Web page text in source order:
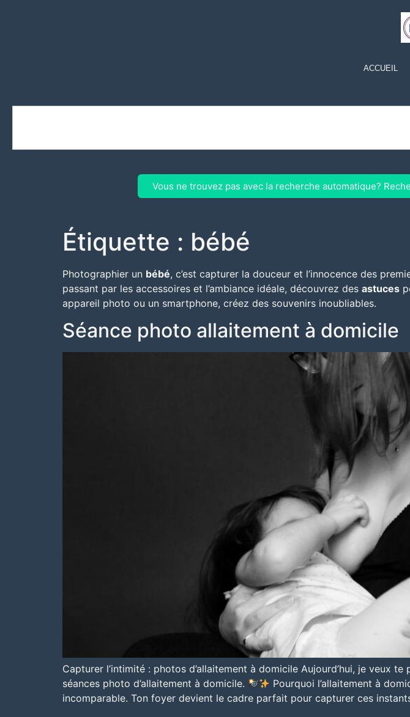
ACCUEIL
Vous ne trouvez pas avec la recherche automatique?
Étiquette : bébé
Photographier un bébé, c’est capturer la douceur et l’innocence des
passant par les accessoires et l’ambiance idéale, découvrez des astuces
appareil photo ou un smartphone, créez des souvenirs inoubliables.
Séance photo allaitement à domicile
Capturer l’intimité : photos d’allaitement à domicile Aujourd’hui, je veux
séances photo d’allaitement à domicile.
Pourquoi l’allaitement à
incomparable. Ton foyer devient le cadre parfait pour capturer ces